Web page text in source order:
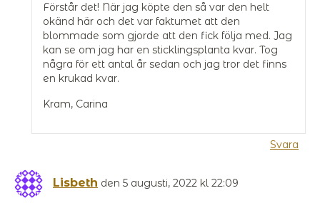
Förstår det! När jag köpte den så var den helt
okänd här och det var faktumet att den
blommade som gjorde att den fick följa med. Jag
kan se om jag har en sticklingsplanta kvar. Tog
några för ett antal år sedan och jag tror det finns
en krukad kvar.
Kram, Carina
Svara
Lisbeth den 5 augusti, 2022 kl 22:09